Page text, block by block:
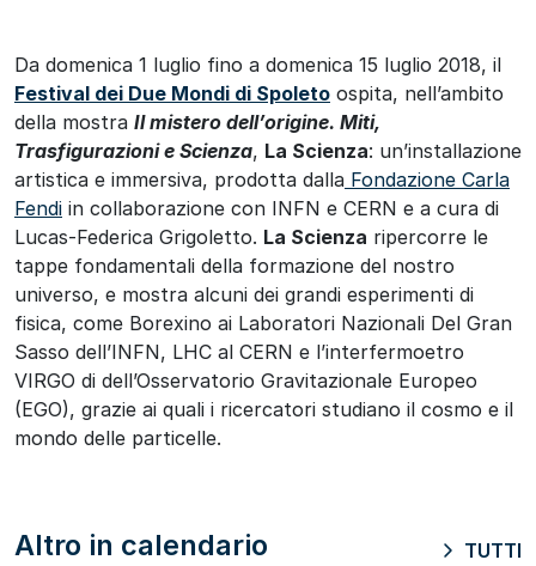
Da domenica 1 luglio fino a domenica 15 luglio 2018, il
Festival dei Due Mondi di Spoleto ospita, nell’ambito
della mostra Il mistero dell’origine. Miti,
Trasfigurazioni e Scienza, La Scienza: un’installazione
artistica e immersiva, prodotta dalla Fondazione Carla
Fendi in collaborazione con INFN e CERN e a cura di
Lucas-Federica Grigoletto. La Scienza ripercorre le
tappe fondamentali della formazione del nostro
universo, e mostra alcuni dei grandi esperimenti di
fisica, come Borexino ai Laboratori Nazionali Del Gran
Sasso dell’INFN, LHC al CERN e l’interfermoetro
VIRGO di dell’Osservatorio Gravitazionale Europeo
(EGO), grazie ai quali i ricercatori studiano il cosmo e il
mondo delle particelle.
Altro in calendario TUTTI